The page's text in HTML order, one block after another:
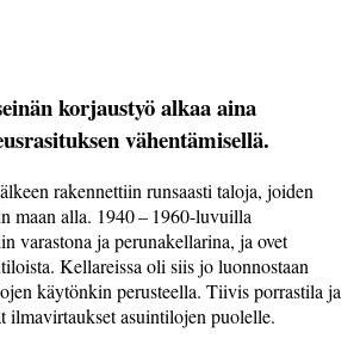
korjaustyö alkaa aina
vähentämisellä.
rakennettiin runsaasti taloja, joiden
maan alla. 1940 – 1960-­luvuilla
varastona ja perunakellarina, ja ovet
Kellareissa oli siis jo luonnostaan
käytönkin perusteella. Tiivis porrastila ja
ilmavirtaukset asuintilojen puolelle.